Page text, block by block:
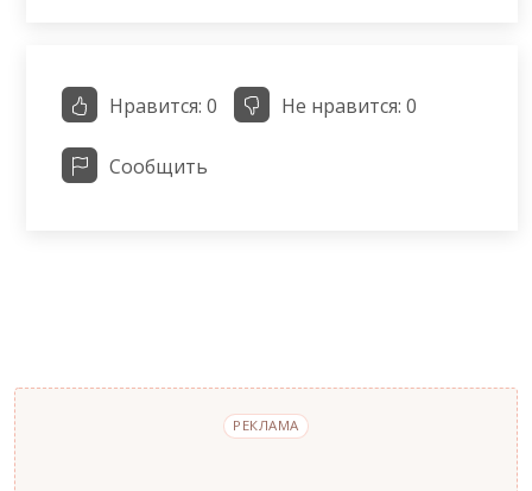
Нравится: 0 Не нравится: 0
Сообщить
РЕКЛАМА